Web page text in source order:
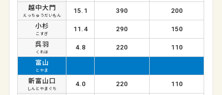
越中大門
えっちゅうだいもん
15.1 390 200
小杉
こすぎ
11.4 290 150
呉羽
くれは
4.8 220 110
富山
とやま
新富山口
しんとやまぐち
4.0 220 110